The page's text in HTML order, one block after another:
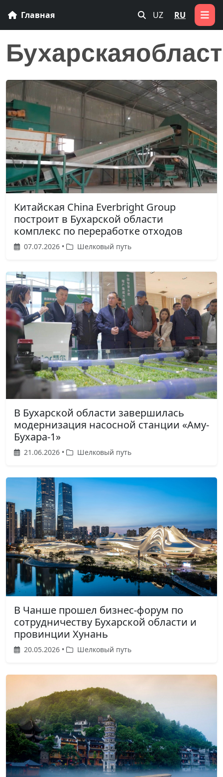
Главная UZ RU
Китайская China Everbright Group
построит в Бухарской области
комплекс по переработке отходов
07.07.2026 • Шелковый путь
В Бухарской области завершилась
модернизация насосной станции «Аму-
Бухара-1»
21.06.2026 • Шелковый путь
В Чанше прошел бизнес-форум по
сотрудничеству Бухарской области и
провинции Хунань
20.05.2026 • Шелковый путь